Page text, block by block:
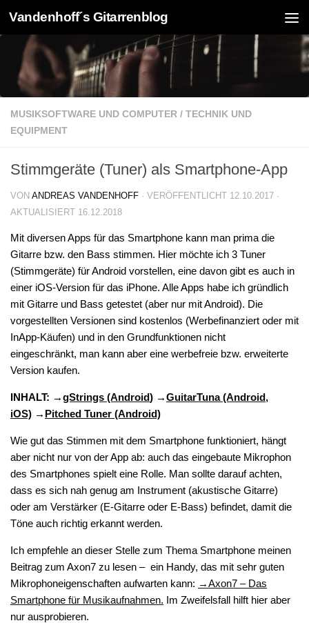
Zum Inhalt springen
Vandenhoff´s Gitarrenblog
MUSIKSOFTWARE UND COMPUTER / TECHNIK UND
EQUIPMENT
Stimmgeräte (Tuner) als Smartphone-App
VON ANDREAS VANDENHOFF · VERÖFFENTLICHT 12.10.2017 ·
AKTUALISIERT 16.12.2018
Mit diversen Apps für das Smartphone kann man prima die
Gitarre bzw. den Bass stimmen. Hier möchte ich 3 Tuner
(Stimmgeräte) für Android vorstellen, eine davon gibt es auch in
einer iOS-Version für das iPhone. Alle Apps habe ich gründlich
mit Gitarre und Bass getestet (aber nur mit Android). Die
vorgestellten Versionen sind kostenlos (Werbefinanziert oder mit
InApp-Käufen) und in den Grundfunktionen nicht
eingeschränkt, man kann aber eine werbefreie bzw. erweiterte
Version kaufen.
INHALT: →gStrings (Android) →GuitarTuna (Android,
iOS) → Pitched Tuner (Android)
Wie gut das Stimmen mit dem Smartphone funktioniert, hängt
aber nicht nur von der App ab: auch das eingebaute Mikrophon
des Smartphones spielt eine Rolle. Man sollte darauf achten,
dass es sich nah genug am Instrument (akustische Gitarre)
oder am Verstärker (E-Gitarre oder E-Bass) befindet, damit die
Töne auch richtig erkannt werden.
Ich empfehle an dieser Stelle zum Thema Smartphone meinen
Beitrag zum Axon7 zu lesen – ein Handy, das mit sehr guten
Mikrophoneigenschaften aufwarten kann: →Axon7 – Das
Smartphone für Musikaufnahmen. Im Zweifelsfall hilft hier aber
nur ausprobieren.